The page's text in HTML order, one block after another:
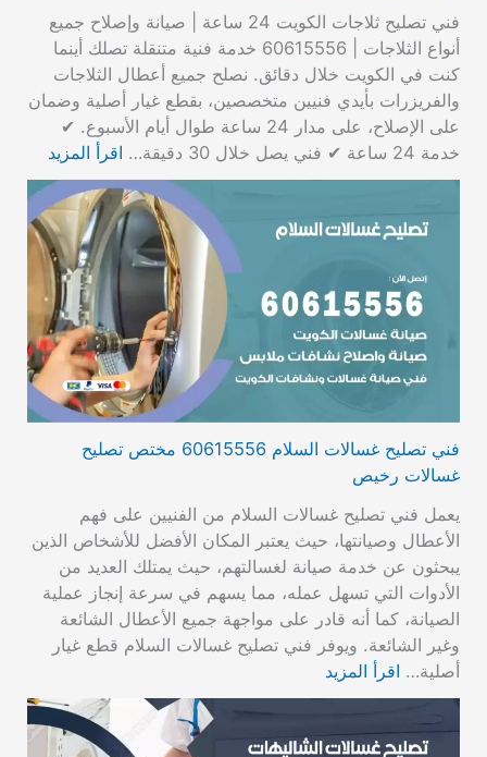
فني تصليح ثلاجات الكويت 24 ساعة | صيانة وإصلاح جميع
أنواع الثلاجات | 60615556 خدمة فنية متنقلة تصلك أينما
كنت في الكويت خلال دقائق. نصلح جميع أعطال الثلاجات
والفريزرات بأيدي فنيين متخصصين، بقطع غيار أصلية وضمان
على الإصلاح، على مدار 24 ساعة طوال أيام الأسبوع. ✔
خدمة 24 ساعة ✔ فني يصل خلال 30 دقيقة…
اقرأ المزيد
فني تصليح غسالات السلام 60615556 مختص تصليح
غسالات رخيص
يعمل فني تصليح غسالات السلام من الفنيين على فهم
الأعطال وصيانتها، حيث يعتبر المكان الأفضل للأشخاص الذين
يبحثون عن خدمة صيانة لغسالتهم، حيث يمتلك العديد من
الأدوات التي تسهل عمله، مما يسهم في سرعة إنجاز عملية
الصيانة، كما أنه قادر على مواجهة جميع الأعطال الشائعة
وغير الشائعة. ويوفر فني تصليح غسالات السلام قطع غيار
أصلية… اقرأ المزيد